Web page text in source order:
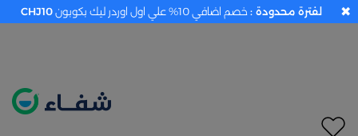
لفترة محدودة : خصم اضافي 10% علي اول اوردر ليك بكوبون CHJ10 ✖